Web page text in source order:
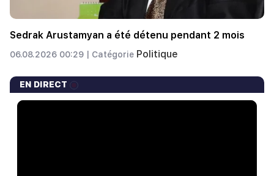
Sedrak Arustamyan a été détenu pendant 2 mois
06.08.2026 00:29 | Catégorie Politique
EN DIRECT